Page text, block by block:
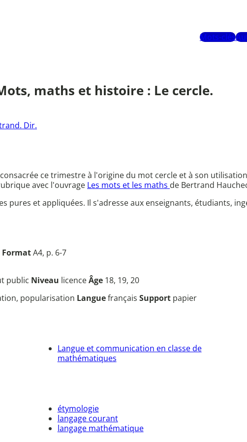
Mots-clés
maths et histoire : Le cercle.
Dir.
ce trimestre à l'origine du mot cercle et à son
avec l'ouvrage Les mots et les maths de Bertrand
pures et appliquées. Il s'adresse aux enseignants, étudiants,
FormatA4, p. 6-7
public Niveau licenceÂge 18, 19, 20
popularisation Languefrançais Support papier
Langue et communication en classe de
mathématiques
étymologie
langage courant
langage mathématique